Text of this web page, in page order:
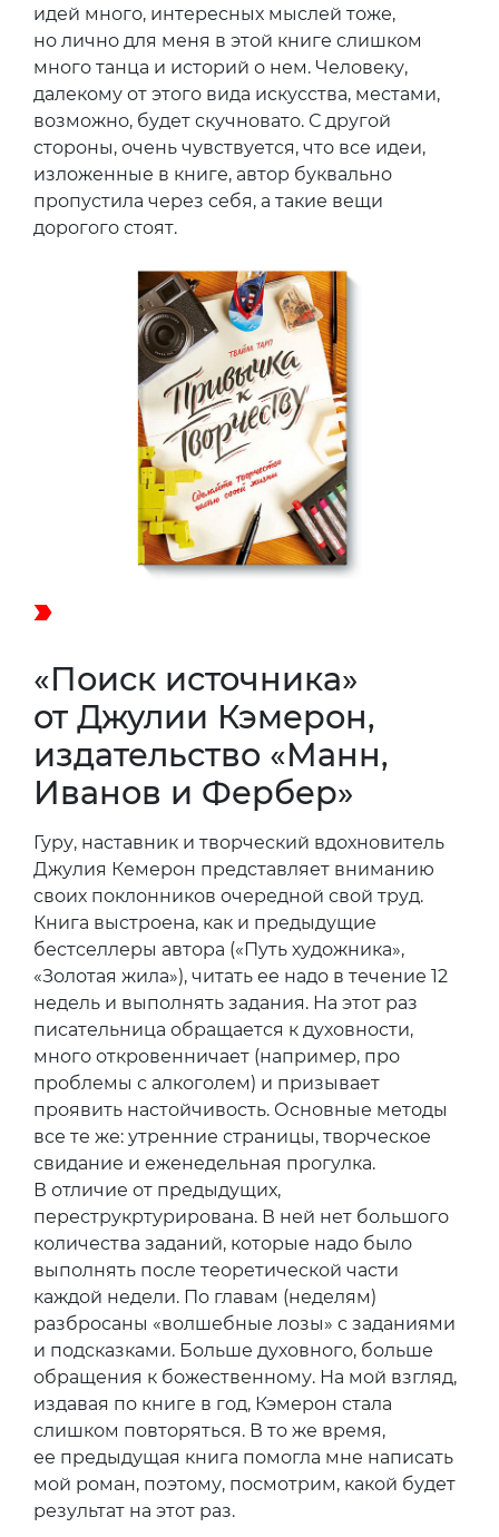
идей много, интересных мыслей тоже,
но лично для меня в этой книге слишком
много танца и историй о нем. Человеку,
далекому от этого вида искусства, местами,
возможно, будет скучновато. С другой
стороны, очень чувствуется, что все идеи,
изложенные в книге, автор буквально
пропустила через себя, а такие вещи
дорогого стоят.
«Поиск источника»
от Джулии Кэмерон,
издательство «Манн,
Иванов и Фербер»
Гуру, наставник и творческий вдохновитель
Джулия Кемерон представляет вниманию
своих поклонников очередной свой труд.
Книга выстроена, как и предыдущие
бестселлеры автора («Путь художника»,
«Золотая жила»), читать ее надо в течение 12
недель и выполнять задания. На этот раз
писательница обращается к духовности,
много откровенничает (например, про
проблемы с алкоголем) и призывает
проявить настойчивость. Основные методы
все те же: утренние страницы, творческое
свидание и еженедельная прогулка.
В отличие от предыдущих,
переструкртурирована. В ней нет большого
количества заданий, которые надо было
выполнять после теоретической части
каждой недели. По главам (неделям)
разбросаны «волшебные лозы» с заданиями
и подсказками. Больше духовного, больше
обращения к божественному. На мой взгляд,
издавая по книге в год, Кэмерон стала
слишком повторяться. В то же время,
ее предыдущая книга помогла мне написать
мой роман, поэтому, посмотрим, какой будет
результат на этот раз.